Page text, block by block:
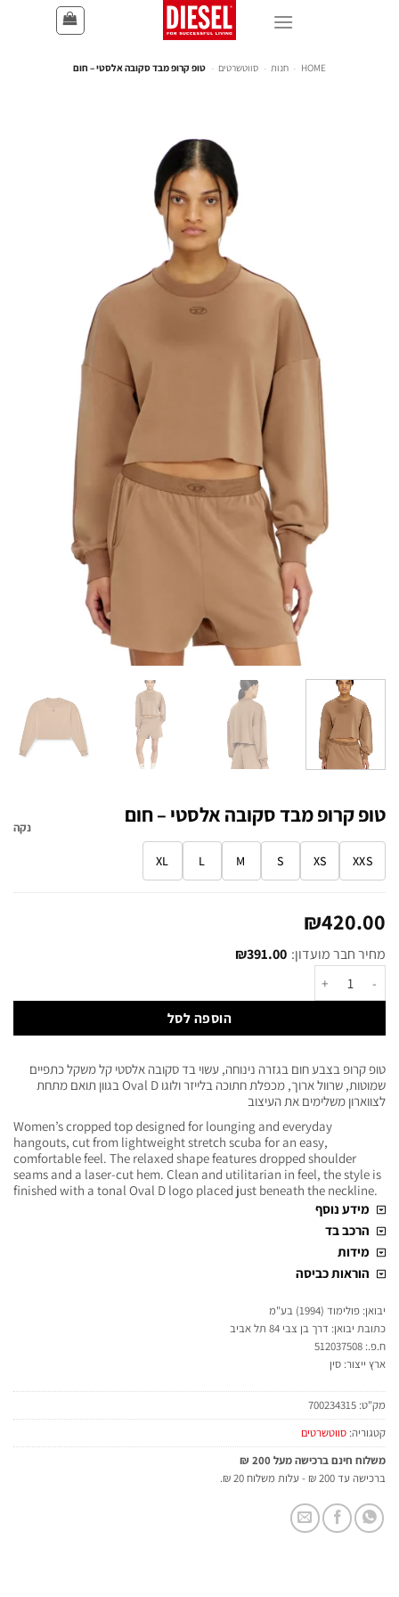
HOME
- חנות - סווטשרטים - טופ קרופ מבד סקובה אלסטי – חום
טופ קרופ מבד סקובה אלסטי – חום
XXS
XS
S
M
L
XL
נקה
₪420.00
מחיר חבר מועדון: ₪391.00
הוספה לסל
טופ קרופ בצבע חום בגזרה נינוחה, עשוי בד סקובה אלסטי קל משקל כתפיים
שמוטות, שרוול ארוך, מכפלת חתוכה בלייזר ולוגו Oval D בגוון תואם מתחת
לצווארון משלימים את העיצוב
Women’s cropped top designed for lounging and everyday
hangouts, cut from lightweight stretch scuba for an easy,
comfortable feel. The relaxed shape features dropped shoulder
seams and a laser-cut hem. Clean and utilitarian in feel, the style is
finished with a tonal Oval D logo placed just beneath the neckline.
מידע נוסף
הרכב בד
מידות
הוראות כביסה
יבואן: פולימוד (1994) בע"מ
כתובת יבואן: דרך בן צבי 84 תל אביב
ח.פ.: 512037508
ארץ ייצור: סין
מק"ט: 700234315
קטגוריה: סווטשרטים
משלוח חינם ברכישה מעל 200 ₪
ברכישה עד 200 ₪ - עלות משלוח 20 ₪.